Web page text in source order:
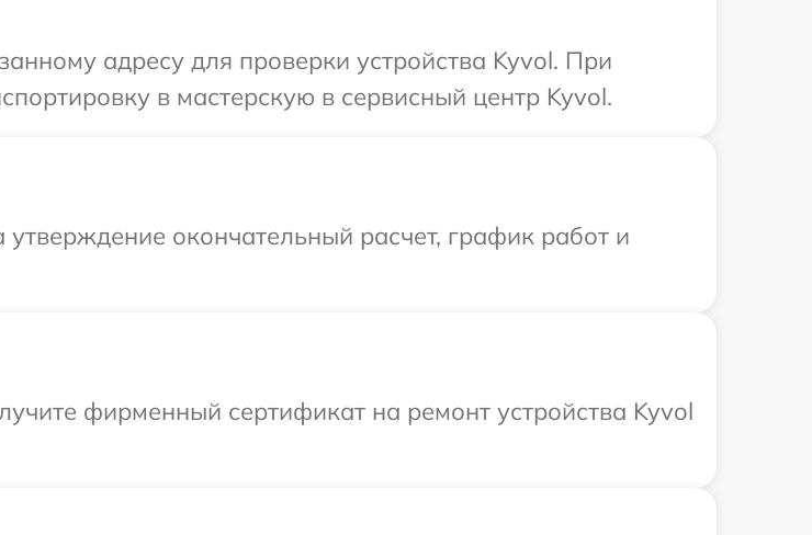
адресу для проверки устройства Kyvol. При
в мастерскую в сервисный центр Kyvol.
окончательный расчет, график работ и
фирменный сертификат на ремонт устройства Kyvol